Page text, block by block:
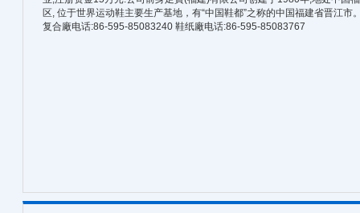
区, 位于世界运动鞋主要生产基地，有“中国鞋都”之称的中国福建
复合廠电话:86-595-85083240 鞋纸廠电话:86-595-85083767